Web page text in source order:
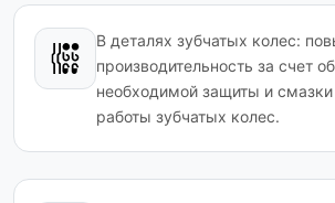
В деталях зубчатых колес:
производительность за счет
необходимой защиты и
работы зубчатых колес.